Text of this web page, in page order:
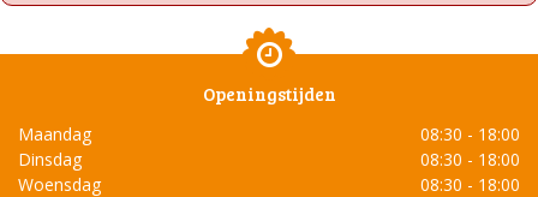
Openingstijden
Maandag
08:30 - 18:00
Dinsdag
08:30 - 18:00
Woensdag
08:30 - 18:00